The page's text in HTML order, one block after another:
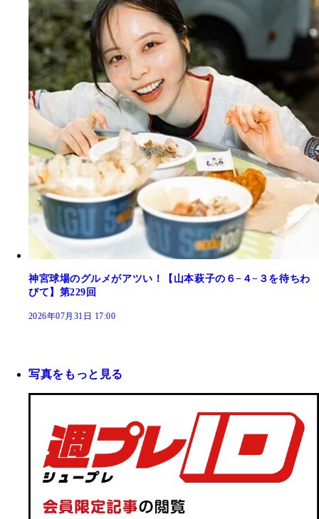
神宮球場のグルメがアツい！【山本萩子の６−４−３を待ちわ
びて】第229回
2026年07月31日 17:00
写真をもっと見る